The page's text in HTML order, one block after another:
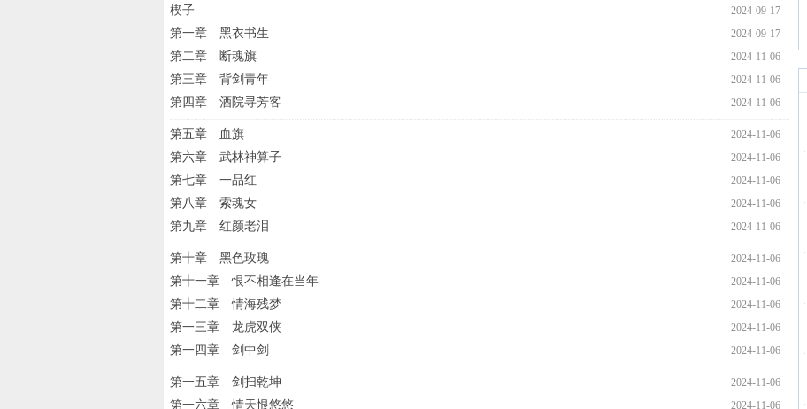
2024-09-17
楔子
2024-09-17
第一章 黑衣书生
2024-11-06
第二章 断魂旗
2024-11-06
第三章 背剑青年
2024-11-06
第四章 酒院寻芳客
2024-11-06
第五章 血旗
2024-11-06
第六章 武林神算子
2024-11-06
第七章 一品红
2024-11-06
第八章 索魂女
2024-11-06
第九章 红颜老泪
2024-11-06
第十章 黑色玫瑰
2024-11-06
第十一章 恨不相逢在当年
2024-11-06
第十二章 情海残梦
2024-11-06
第一三章 龙虎双侠
2024-11-06
第一四章 剑中剑
2024-11-06
第一五章 剑扫乾坤
2024-11-06
第一六章 情天恨悠悠